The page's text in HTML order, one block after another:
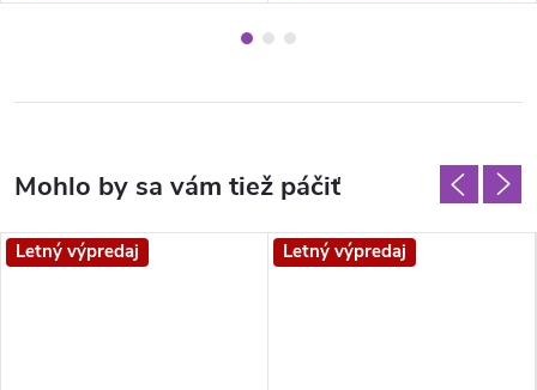
Letný výpredaj Letný výpredaj